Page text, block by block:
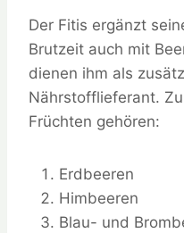
Der Fitis ergänzt
Brutzeit auch mit
dienen ihm als
Nährstofflieferant.
Früchten gehören:
Erdbeeren
Himbeeren
Blau- und